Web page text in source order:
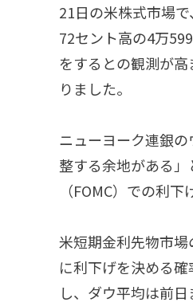
21日の米株式市場
72セント高の4万
をするとの観測が
りました。
ニューヨーク連銀
整する余地がある
（FOMC）での利
米短期金利先物市
に利下げを決める
し、ダウ平均は前